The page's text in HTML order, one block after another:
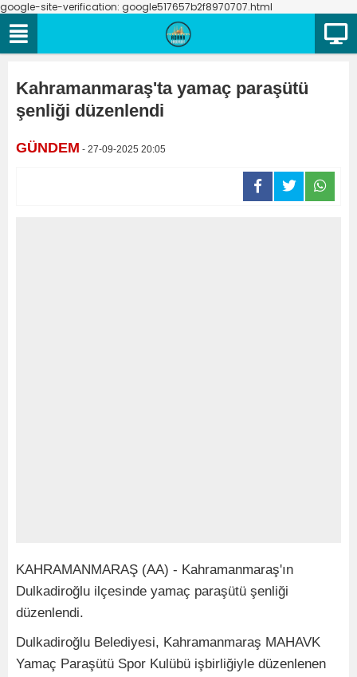
google-site-verification: google517657b2f8970707.html
Kahramanmaraş'ta yamaç paraşütü
şenliği düzenlendi
GÜNDEM - 27-09-2025 20:05
KAHRAMANMARAŞ (AA) - Kahramanmaraş'ın
Dulkadiroğlu ilçesinde yamaç paraşütü şenliği
düzenlendi.
Dulkadiroğlu Belediyesi, Kahramanmaraş MAHAVK
Yamaç Paraşütü Spor Kulübü işbirliğiyle düzenlenen